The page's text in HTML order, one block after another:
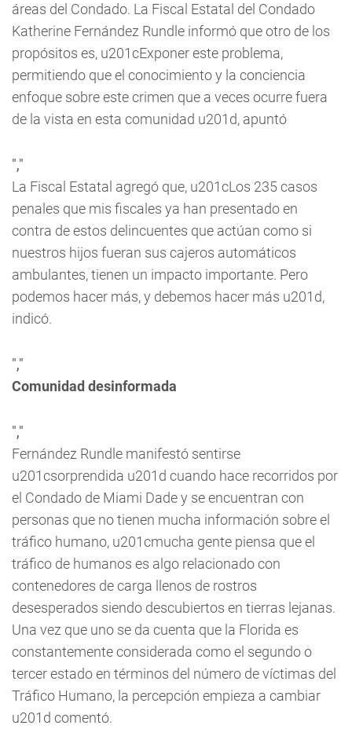
áreas del Condado. La Fiscal Estatal del Condado
Katherine Fernández Rundle informó que otro de los
propósitos es, u201cExponer este problema,
permitiendo que el conocimiento y la conciencia
enfoque sobre este crimen que a veces ocurre fuera
de la vista en esta comunidad u201d, apuntó
","
La Fiscal Estatal agregó que, u201cLos 235 casos
penales que mis fiscales ya han presentado en
contra de estos delincuentes que actúan como si
nuestros hijos fueran sus cajeros automáticos
ambulantes, tienen un impacto importante. Pero
podemos hacer más, y debemos hacer más u201d,
indicó.
","
Comunidad desinformada
","
Fernández Rundle manifestó sentirse
u201csorprendida u201d cuando hace recorridos por
el Condado de Miami Dade y se encuentran con
personas que no tienen mucha información sobre el
tráfico humano, u201cmucha gente piensa que el
tráfico de humanos es algo relacionado con
contenedores de carga llenos de rostros
desesperados siendo descubiertos en tierras lejanas.
Una vez que uno se da cuenta que la Florida es
constantemente considerada como el segundo o
tercer estado en términos del número de víctimas del
Tráfico Humano, la percepción empieza a cambiar
u201d comentó.